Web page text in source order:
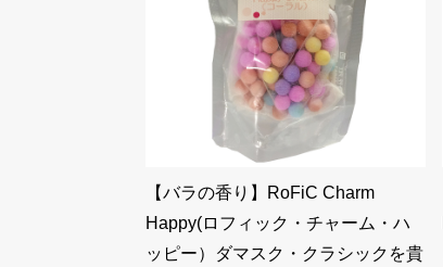
【バラの香り】RoFiC Charm
Happy(ロフィック・チャーム・ハ
ッピー）ダマスク・クラシックを貴